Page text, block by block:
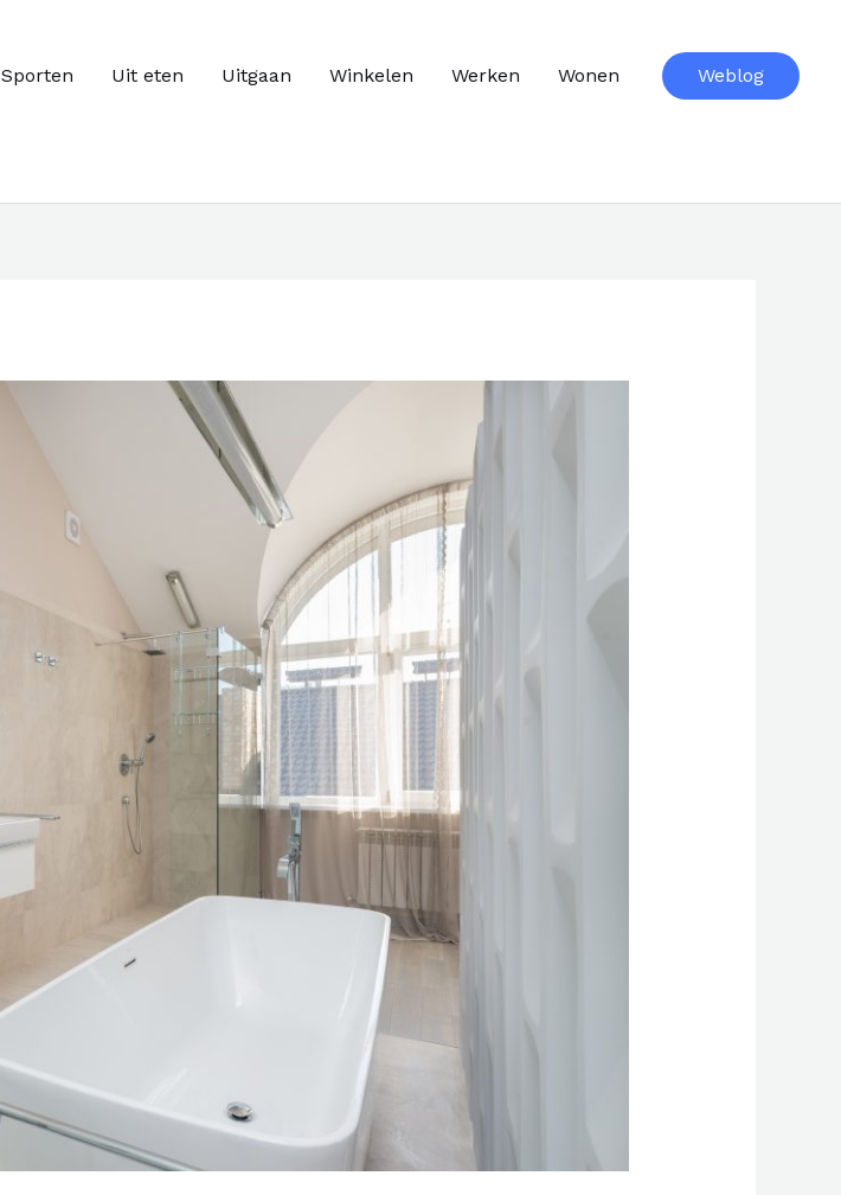
Sporten Uit eten Uitgaan Winkelen Werken Wonen Weblog